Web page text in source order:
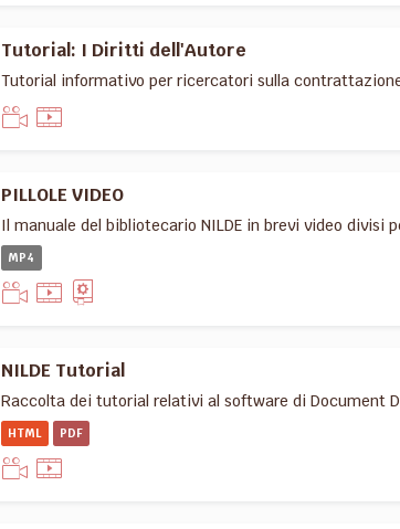
Tutorial: I Diritti dell'Autore
Tutorial informativo per ricercatori sulla
PILLOLE VIDEO
Il manuale del bibliotecario NILDE in brevi video divisi
MP4
NILDE Tutorial
Raccolta dei tutorial relativi al software di Document
HTML PDF